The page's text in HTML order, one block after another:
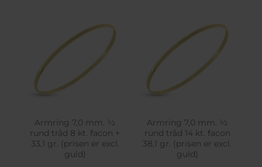
Armring 7,0 mm. ½
rund tråd 8 kt. facon +
33,1 gr. (prisen er excl.
guld)
Armring 7,0 mm. ½
rund tråd 14 kt. facon
38,1 gr. (prisen er excl.
guld)